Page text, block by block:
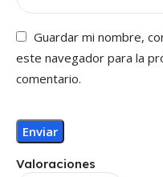
Valoraciones
Guardar mi nombre,
este navegador para la
comentario.